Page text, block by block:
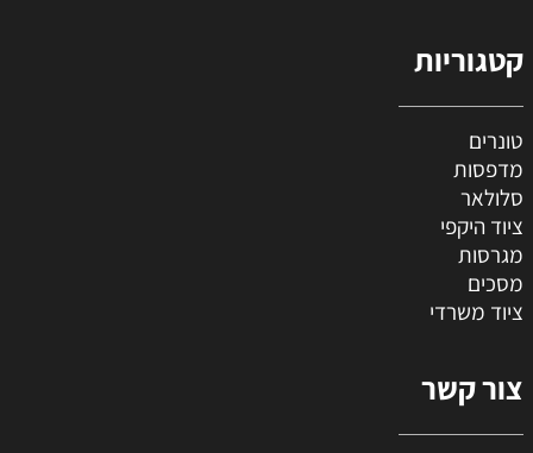
קטגוריות
טונרים
מדפסות
סלולאר
ציוד היקפי
מגרסות
מסכים
ציוד משרדי
צור קשר